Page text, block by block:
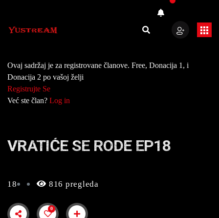
Ovaj sadržaj je za registrovane članove. Free, Donacija 1, i
Donacija 2 po vašoj želji
Registrujte Se
Već ste član? Log in
VRATIĆE SE RODE EP18
18 816 pregleda
0